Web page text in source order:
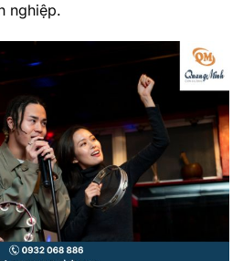
nghiệp.